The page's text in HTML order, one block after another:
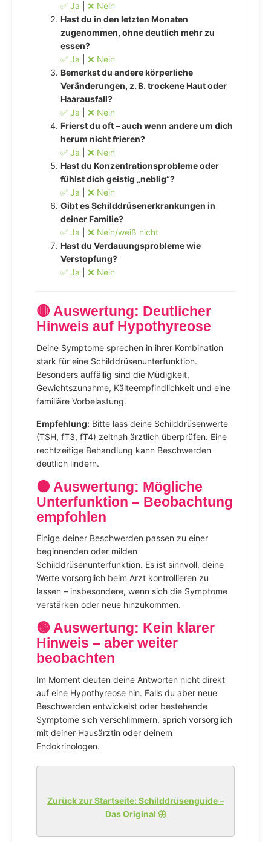
✅ Ja
❌ Nein
Hast du in den letzten Monaten
zugenommen, ohne deutlich mehr zu
essen?
✅ Ja
❌ Nein
Bemerkst du andere körperliche
Veränderungen, z. B. trockene Haut oder
Haarausfall?
✅ Ja
❌ Nein
Frierst du oft – auch wenn andere um dich
herum nicht frieren?
✅ Ja
❌ Nein
Hast du Konzentrationsprobleme oder
fühlst dich geistig „neblig“?
✅ Ja
❌ Nein
Gibt es Schilddrüsenerkrankungen in
deiner Familie?
✅ Ja
❌ Nein/weiß nicht
Hast du Verdauungsprobleme wie
Verstopfung?
✅ Ja
❌ Nein
🔴 Auswertung: Deutlicher
Hinweis auf Hypothyreose
Deine Symptome sprechen in ihrer Kombination
stark für eine Schilddrüsenunterfunktion.
Besonders auffällig sind die Müdigkeit,
Gewichtszunahme, Kälteempfindlichkeit und eine
familiäre Vorbelastung.
Empfehlung: Bitte lass deine Schilddrüsenwerte
(TSH, fT3, fT4) zeitnah ärztlich überprüfen. Eine
rechtzeitige Behandlung kann Beschwerden
deutlich lindern.
🟠 Auswertung: Mögliche
Unterfunktion – Beobachtung
empfohlen
Einige deiner Beschwerden passen zu einer
beginnenden oder milden
Schilddrüsenunterfunktion. Es ist sinnvoll, deine
Werte vorsorglich beim Arzt kontrollieren zu
lassen – insbesondere, wenn sich die Symptome
verstärken oder neue hinzukommen.
🟢 Auswertung: Kein klarer
Hinweis – aber weiter
beobachten
Im Moment deuten deine Antworten nicht direkt
auf eine Hypothyreose hin. Falls du aber neue
Beschwerden entwickelst oder bestehende
Symptome sich verschlimmern, sprich vorsorglich
mit deiner Hausärztin oder deinem
Endokrinologen.
Zurück zur Startseite: Schilddrüsenguide –
Das Original 🦋